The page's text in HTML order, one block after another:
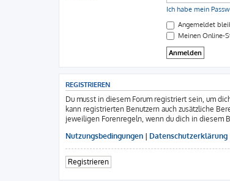
Ich habe mein
Angemeldet
Meinen Online-
REGISTRIEREN
Du musst in diesem Forum registriert sein, um
kann registrierten Benutzern auch zusätzliche
jeweiligen Forenregeln, wenn du dich in diesem
Nutzungsbedingungen | Datenschutzerklärung
Registrieren